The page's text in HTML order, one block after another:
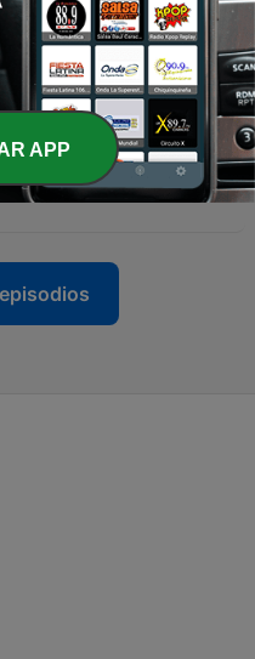
- Pastor Oswaldo
Sostiene - Pastor
APP